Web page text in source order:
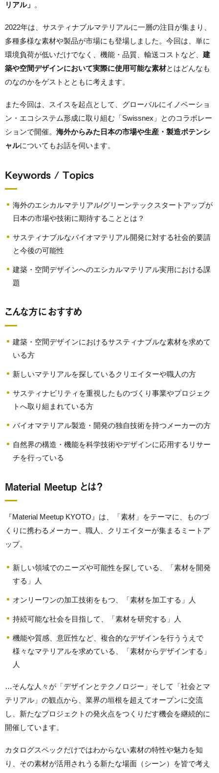
リアル」 。
2022年は、サスティナブルマテリアルに一層の注目が集まり、
多種多様な素材や製品が市場にも登場しました。今回は、単に
環境負荷が低いだけでなく、機能・品質、輸送コストなど、 建
築や空間デザインにおいて実際に使用可能な素材とはどんなも
のなのかをゲストとともに考えます。
また今回は、スイスを起点として、グローバルにイノベーショ
ン・エコシステム形成に取り組む「Swissnex」とのコラボレー
ションで開催。 海外からみた日本の市場や生産・製造ポテンシ
ャルについてもお話を伺います。
Keywords / Topics
海外のエシカルマテリアル/グリーンテックスタートアップが
日本の市場や技術に期待することとは？
サスティナブルなバイオマテリアル開発に対する社会的要請
と今後の可能性
建築・空間デザインへのエシカルマテリアル実用における課
題
こんな方におすすめ
建築・空間デザインにおけるサスティナブルな素材を求めて
いる方
新しいマテリアルを探しているクリエイターや職人の方
サスティナビリティを重視したものづくり事業やプロジェク
トへ取り組まれている方
バイオマテリアル製造・開発の独自技術を持つメーカーの方
自然界の構造・機能を科学技術やデザインに応用するリサー
チを行っている
Material Meetup とは？
『Material Meetup KYOTO』は、「素材」をテーマに、ものづ
くりに携わるメーカー、職人、クリエイターが集まるミートア
ップ。
新しい領域でのニーズや可能性を探している、「素材を開発
する」人
オンリーワンの加工技術をもつ、「素材を加工する」人
持続可能な社会を目指して、「素材を研究する」人
機能や質感、意匠性など、複合的なデザインを行ううえで
様々なマテリアルを求めている、「素材からデザインする」
人
…そんな人々が「デザインとテクノロジー」そして「社会とマ
テリアル」の観点から、業界の垣根を超えてオープンに交流
し、新たなプロジェクトの発火点をつくりだす機会を継続的に
開催しています。
カタログスペックだけではわからない素材の特性や魅力を知
り、その素材が活用されうる新たな場面（シーン）を皆で考え